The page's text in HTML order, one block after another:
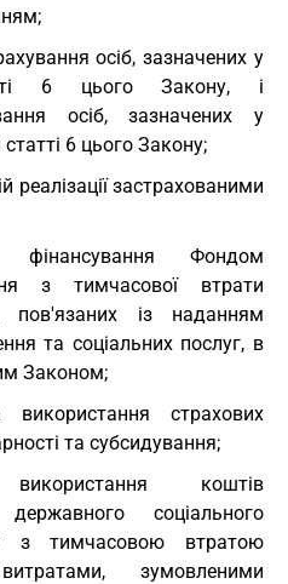
осіб, зазначених у
6 цього Закону, і
осіб, зазначених у
статті 6 цього Закону;
реалізації застрахованими
фінансування Фондом
з тимчасової втрати
пов'язаних із наданням
та соціальних послуг, в
Законом;
страхових
та субсидування;
коштів
державного соціального
з тимчасовою втратою
зумовленими